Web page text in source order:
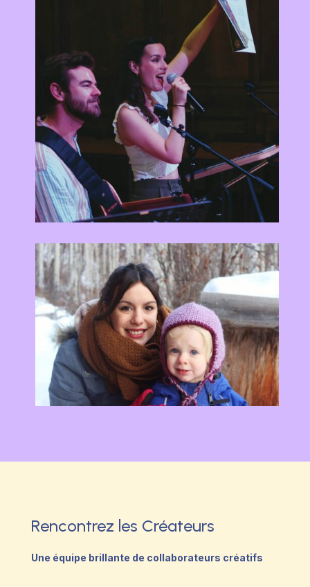
Rencontrez les Créateurs
Une équipe brillante de collaborateurs créatifs